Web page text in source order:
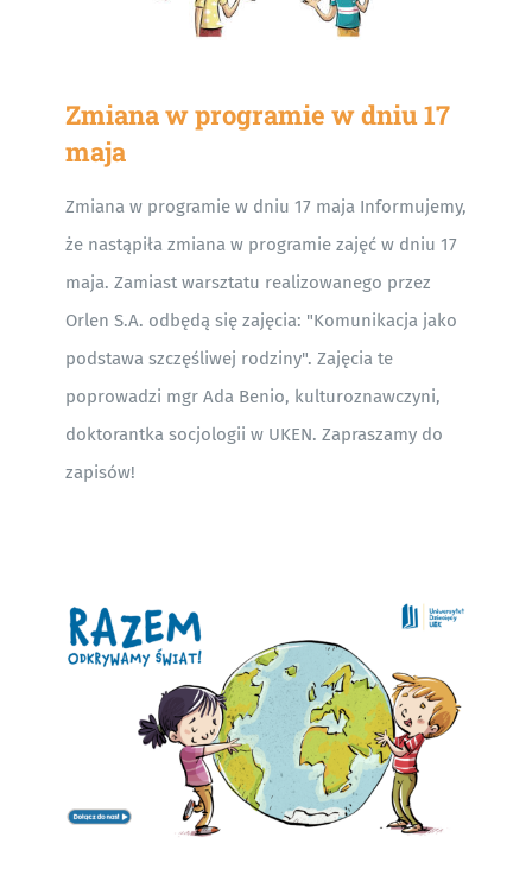
Zmiana w programie w dniu 17
maja
Zmiana w programie w dniu 17 maja Informujemy,
że nastąpiła zmiana w programie zajęć w dniu 17
maja. Zamiast warsztatu realizowanego przez
Orlen S.A. odbędą się zajęcia: "Komunikacja jako
podstawa szczęśliwej rodziny". Zajęcia te
poprowadzi mgr Ada Benio, kulturoznawczyni,
doktorantka socjologii w UKEN. Zapraszamy do
zapisów!